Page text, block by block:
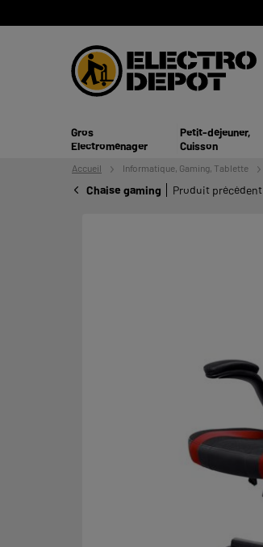
Gros
Electroménager
Petit-déjeuner,
Cuisson
Accueil Informatique, Gaming, Tablette
Chaise gaming Produit précédent